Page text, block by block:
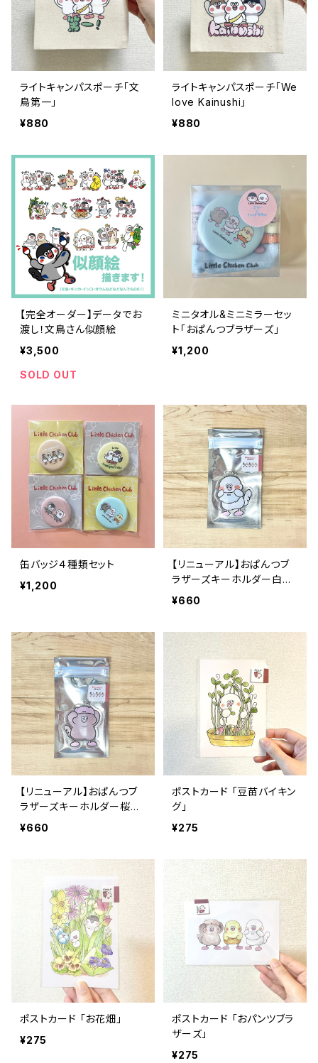
ライトキャンパスポーチ「文
鳥第一」
¥880
ライトキャンパスポーチ「We
love Kainushi」
¥880
【完全オーダー】データでお
渡し！文鳥さん似顔絵
¥3,500
SOLD OUT
ミニタオル&ミニミラーセッ
ト「おぱんつブラザーズ」
¥1,200
缶バッジ４種類セット
¥1,200
【リニューアル】おぱんつブ
ラザーズキーホルダー白文
鳥
¥660
【リニューアル】おぱんつブ
ラザーズキーホルダー桜文
鳥
¥660
ポストカード 「豆苗バイキン
グ」
¥275
ポストカード 「お花畑」
¥275
ポストカード 「おパンツブラ
ザーズ」
¥275